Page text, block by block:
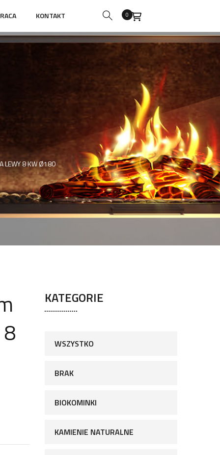
KONTAKT 0
LEWY 8 KW Ø180
KATEGORIE
WSZYSTKO
BRAK
BIOKOMINKI
KAMIENIE NATURALNE